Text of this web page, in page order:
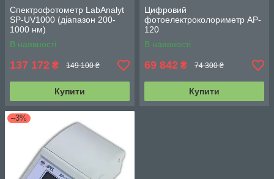
Спектрофотометр LabAnalyt
SP-UV1000 (діапазон 200-
1000 нм)
В наявності
137 172 ₴ 149 100 ₴
Купити
Цифровий
фотоелектроколориметр AP-
120
В наявності
69 842 ₴ 74 300 ₴
Купити
–3%